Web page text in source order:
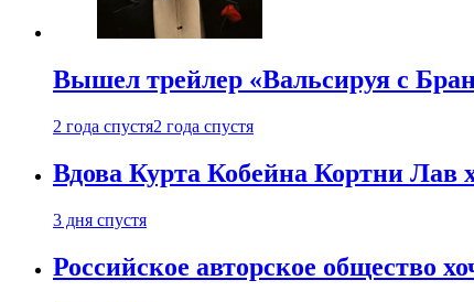
Вышел трейлер «Вальсируя с
2 года спустя2 года спустя
Вдова Курта Кобейна Кортни Лав
3 дня спустя
Российское авторское общество